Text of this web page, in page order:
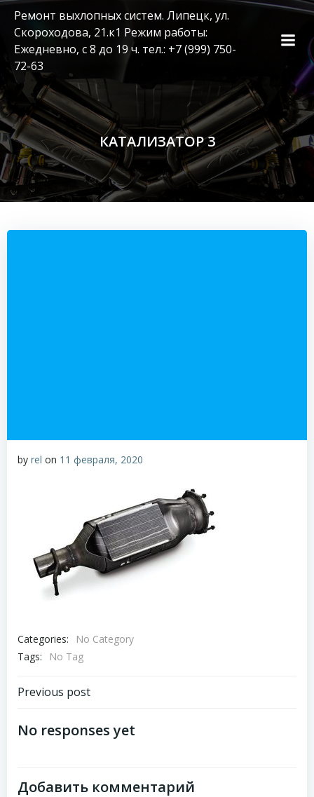
Перейти
к
содержимому
Ремонт выхлопных систем. Липецк, ул.
Скороходова, 21.к1 Режим работы:
Ежедневно, с 8 до 19 ч. тел.: +7 (999) 750-
72-63
КАТАЛИЗАТОР 3
by rel on 11 февраля, 2020
Categories:
No Category
Tags:
No Tag
Навигация
по
Previous post
No responses yet
Добавить комментарий